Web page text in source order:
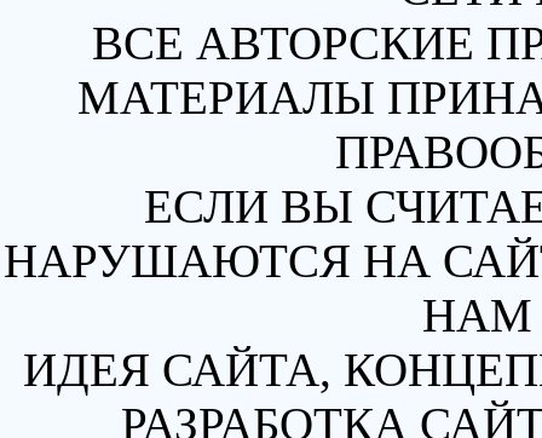
ВСЕ АВТОРСКИЕ
МАТЕРИАЛЫ
ЕСЛИ ВЫ
НАРУШАЮТСЯ НА
НАМ
ИДЕЯ САЙТА,
РАЗРАБОТКА